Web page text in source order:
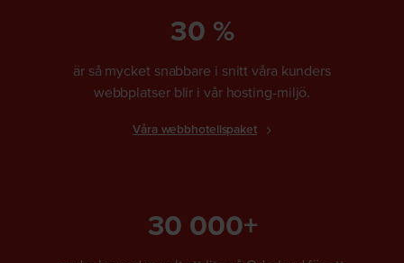
30 %
är så mycket snabbare i snitt våra kunders
webbplatser blir i vår hosting-miljö.
Våra webbhotellspaket
30 000+